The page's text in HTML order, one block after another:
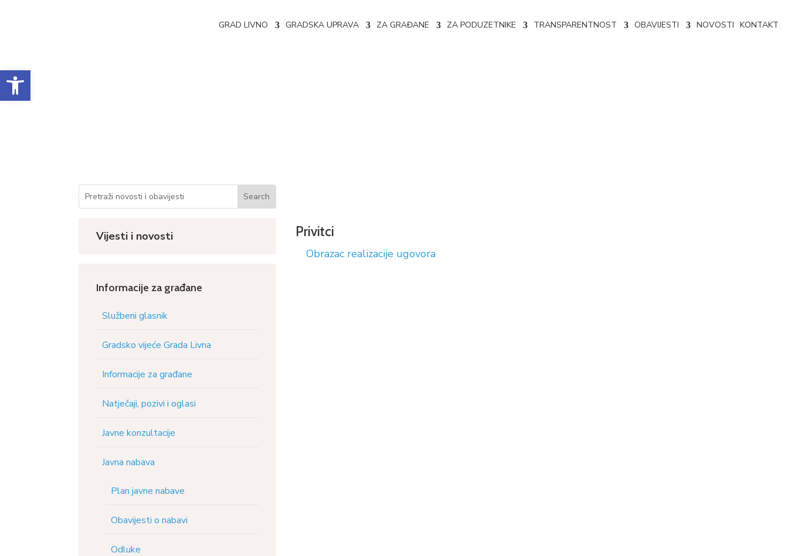
Open toolbar
GRAD LIVNO GRADSKA UPRAVA ZA GRAĐANE ZA PODUZETNIKE TRANSPARENTNOST OBAVIJESTI NOVOSTI KONTAKT
Vijesti i novosti
Informacije za građane
Službeni glasnik
Gradsko vijeće Grada Livna
Informacije za građane
Natječaji, pozivi i oglasi
Javne konzultacije
Javna nabava
Plan javne nabave
Obavijesti o nabavi
Odluke
Privitci
Obrazac realizacije ugovora